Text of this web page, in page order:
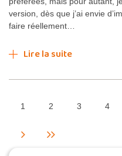
version, dès que j’ai envie
faire réellement…
Lire la suite
1 2 3 4